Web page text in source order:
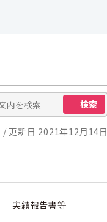
検索
更新日 2021年12月14日
実績報告書等